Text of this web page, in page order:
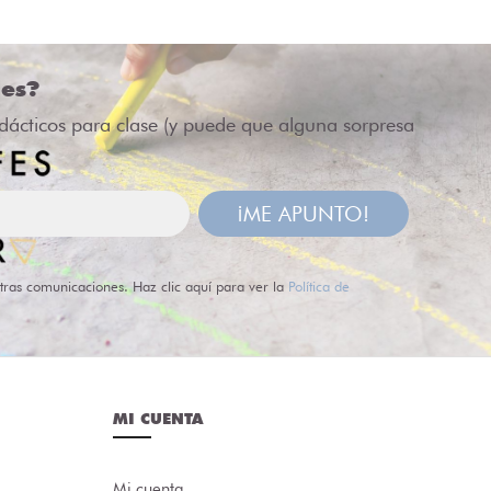
para clase (y puede que alguna sorpresa
¡ME APUNTO!
comunicaciones. Haz clic aquí para ver la Política de
MI CUENTA